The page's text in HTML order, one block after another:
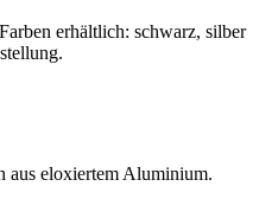
erhältlich: schwarz, silber
aus eloxiertem Aluminium.